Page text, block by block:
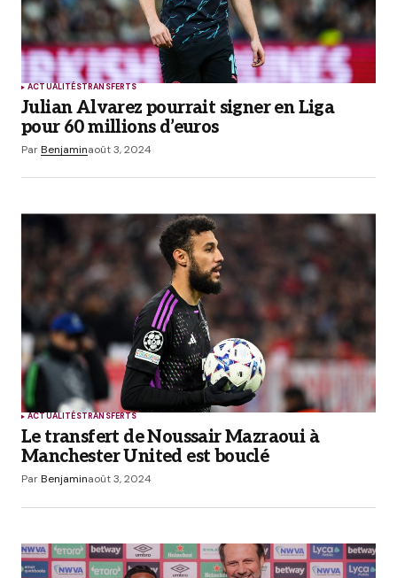
ACTUALITÉSTRANSFERTS
Julian Alvarez pourrait signer en Liga
pour 60 millions d’euros
ParBenjaminaoût 3, 2024
ACTUALITÉSTRANSFERTS
Le transfert de Noussair Mazraoui à
Manchester United est bouclé
ParBenjaminaoût 3, 2024